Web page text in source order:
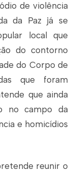
de violência
da Paz já se
local que
do contorno
do Corpo de
que foram
que ainda
no campo da
e homicídios
reunir o